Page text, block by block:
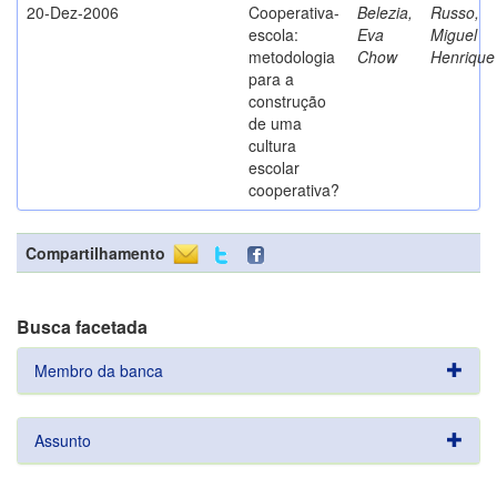
20-Dez-2006
Cooperativa-
escola:
metodologia
para a
construção
de uma
cultura
escolar
cooperativa?
Belezia,
Eva
Chow
Russo,
Miguel
Henrique
Compartilhamento
Busca facetada
Membro da banca
Assunto